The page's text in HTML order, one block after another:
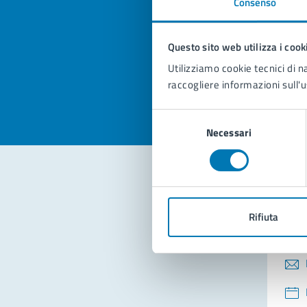
Questo sito web utilizza i
Utilizziamo cookie tecnici di
raccogliere informazioni
consenso
Necessari
Rifiuta